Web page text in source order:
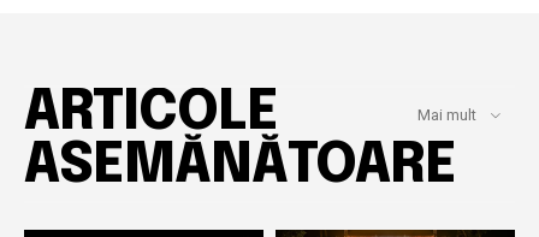
ARTICOLE
ASEMĂNĂTOARE
Mai mult